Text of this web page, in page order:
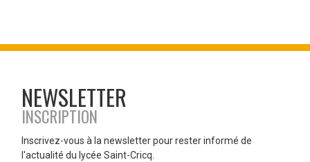
NEWSLETTER
INSCRIPTION
Inscrivez-vous à la newsletter pour rester informé de
l'actualité du lycée Saint-Cricq.